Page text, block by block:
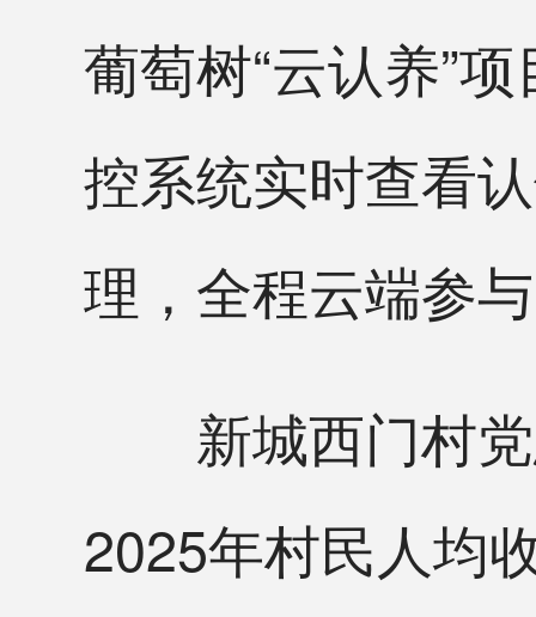
葡萄树“云认养”
控系统实时查看
理，全程云端参
新城西门村党
2025年村民人均